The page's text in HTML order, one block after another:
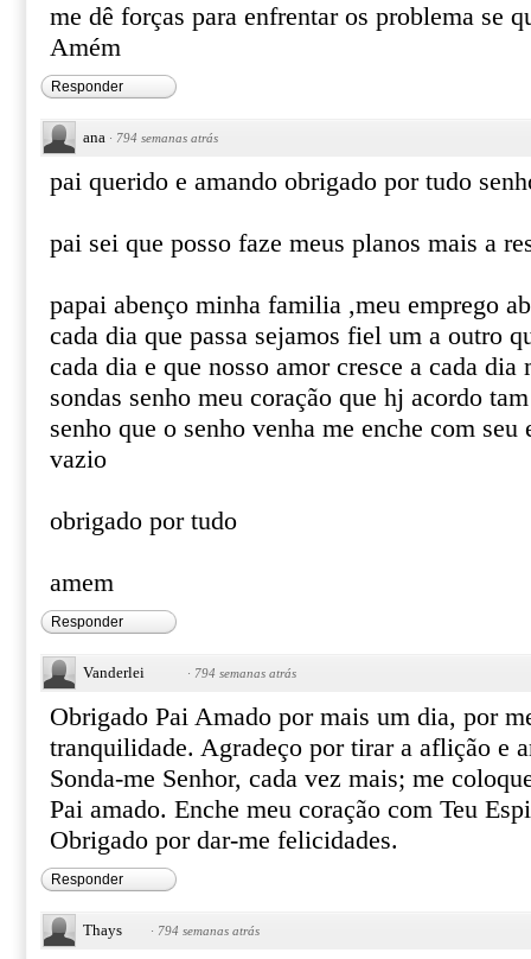
me dê forças para enfrentar os problema se
Amém
Responder
ana · 794 semanas atrás
pai querido e amando obrigado por tudo
pai sei que posso faze meus planos mais a
papai abenço minha familia ,meu emprego
cada dia que passa sejamos fiel um a outro
cada dia e que nosso amor cresce a cada dia
sondas senho meu coração que hj acordo
senho que o senho venha me enche com seu
vazio
obrigado por tudo
amem
Responder
Vanderlei · 794 semanas atrás
Obrigado Pai Amado por mais um dia, por
tranquilidade. Agradeço por tirar a aflição e
Sonda-me Senhor, cada vez mais; me
Pai amado. Enche meu coração com Teu
Obrigado por dar-me felicidades.
Responder
Thays · 794 semanas atrás